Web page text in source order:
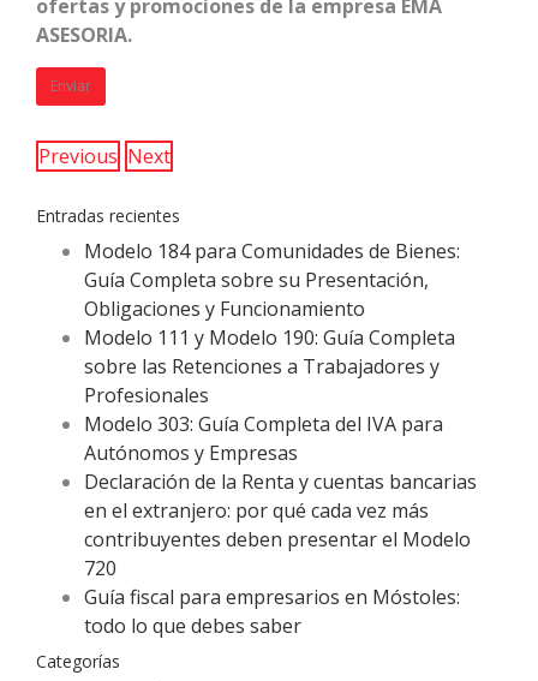
ofertas y promociones de la empresa EMA
ASESORIA.
Previous Next
Entradas recientes
Modelo 184 para Comunidades de Bienes:
Guía Completa sobre su Presentación,
Obligaciones y Funcionamiento
Modelo 111 y Modelo 190: Guía Completa
sobre las Retenciones a Trabajadores y
Profesionales
Modelo 303: Guía Completa del IVA para
Autónomos y Empresas
Declaración de la Renta y cuentas bancarias
en el extranjero: por qué cada vez más
contribuyentes deben presentar el Modelo
720
Guía fiscal para empresarios en Móstoles:
todo lo que debes saber
Categorías